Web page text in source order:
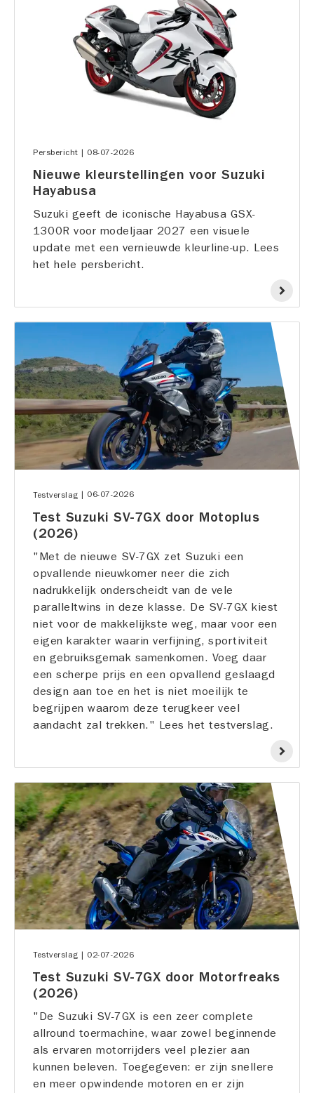
Persbericht | 08-07-2026
Nieuwe kleurstellingen voor Suzuki
Hayabusa
Suzuki geeft de iconische Hayabusa GSX-
1300R voor modeljaar 2027 een visuele
update met een vernieuwde kleurline-up. Lees
het hele persbericht.
Testverslag | 06-07-2026
Test Suzuki SV-7GX door Motoplus
(2026)
"Met de nieuwe SV-7GX zet Suzuki een
opvallende nieuwkomer neer die zich
nadrukkelijk onderscheidt van de vele
paralleltwins in deze klasse. De SV-7GX kiest
niet voor de makkelijkste weg, maar voor een
eigen karakter waarin verfijning, sportiviteit
en gebruiksgemak samenkomen. Voeg daar
een scherpe prijs en een opvallend geslaagd
design aan toe en het is niet moeilijk te
begrijpen waarom deze terugkeer veel
aandacht zal trekken." Lees het testverslag.
Testverslag | 02-07-2026
Test Suzuki SV-7GX door Motorfreaks
(2026)
"De Suzuki SV-7GX is een zeer complete
allround toermachine, waar zowel beginnende
als ervaren motorrijders veel plezier aan
kunnen beleven. Toegegeven: er zijn snellere
en meer opwindende motoren en er zijn